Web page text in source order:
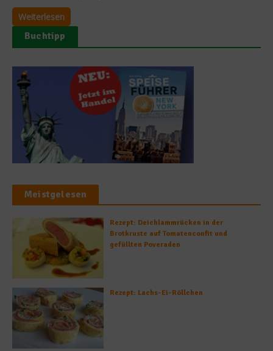
Weiterlesen
Buchtipp
Meistgelesen
Rezept: Deichlammrücken in der
Brotkruste auf Tomatenconfit und
gefüllten Poveraden
Rezept: Lachs-Ei-Röllchen